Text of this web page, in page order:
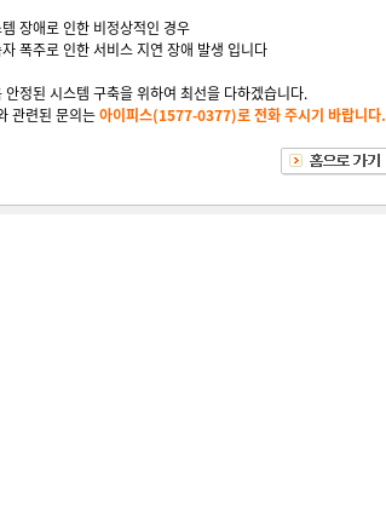
장애로 인한 비정상적인 경우
폭주로 인한 서비스 지연 장애 발생 입니다
정된 시스템 구축을 위하여 최선을 다하겠습니다.
관련된 문의는아이피스(1577-0377)로 전화 주시기 바랍니다.